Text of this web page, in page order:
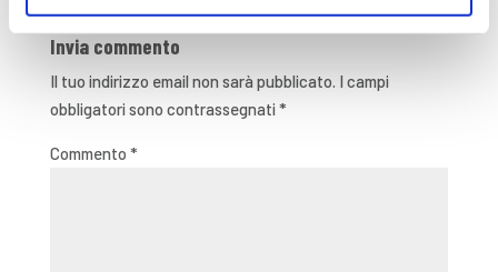
Invia commento
Il tuo indirizzo email non sarà pubblicato. I campi
obbligatori sono contrassegnati *
Commento *